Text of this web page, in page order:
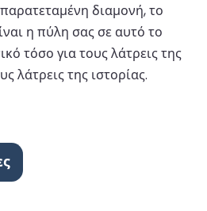
διαμονή, το
η πύλη σας σε αυτό το
τόσο για τους λάτρεις της
λάτρεις της ιστορίας.